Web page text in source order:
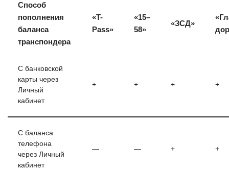
Способ
пополнения
баланса
транспондера
«T-
Pass»
«15–
58»
«ЗСД»
С банковской
карты через
Личный
кабинет
+ + + +
С баланса
телефона
через Личный
кабинет
— — + +